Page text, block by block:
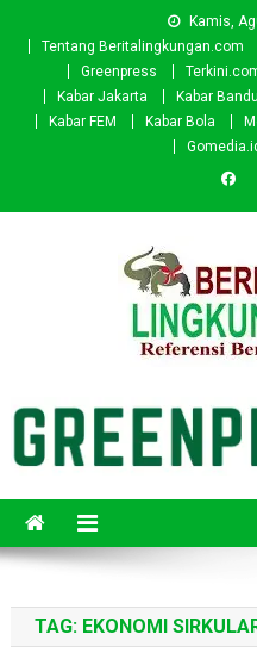
Kamis,
Tentang Beritalingkungan.com
Greenpress
Kabar Jakarta
Kabar
Kabar FEM
Kabar Bola
TAG: EKONOMI